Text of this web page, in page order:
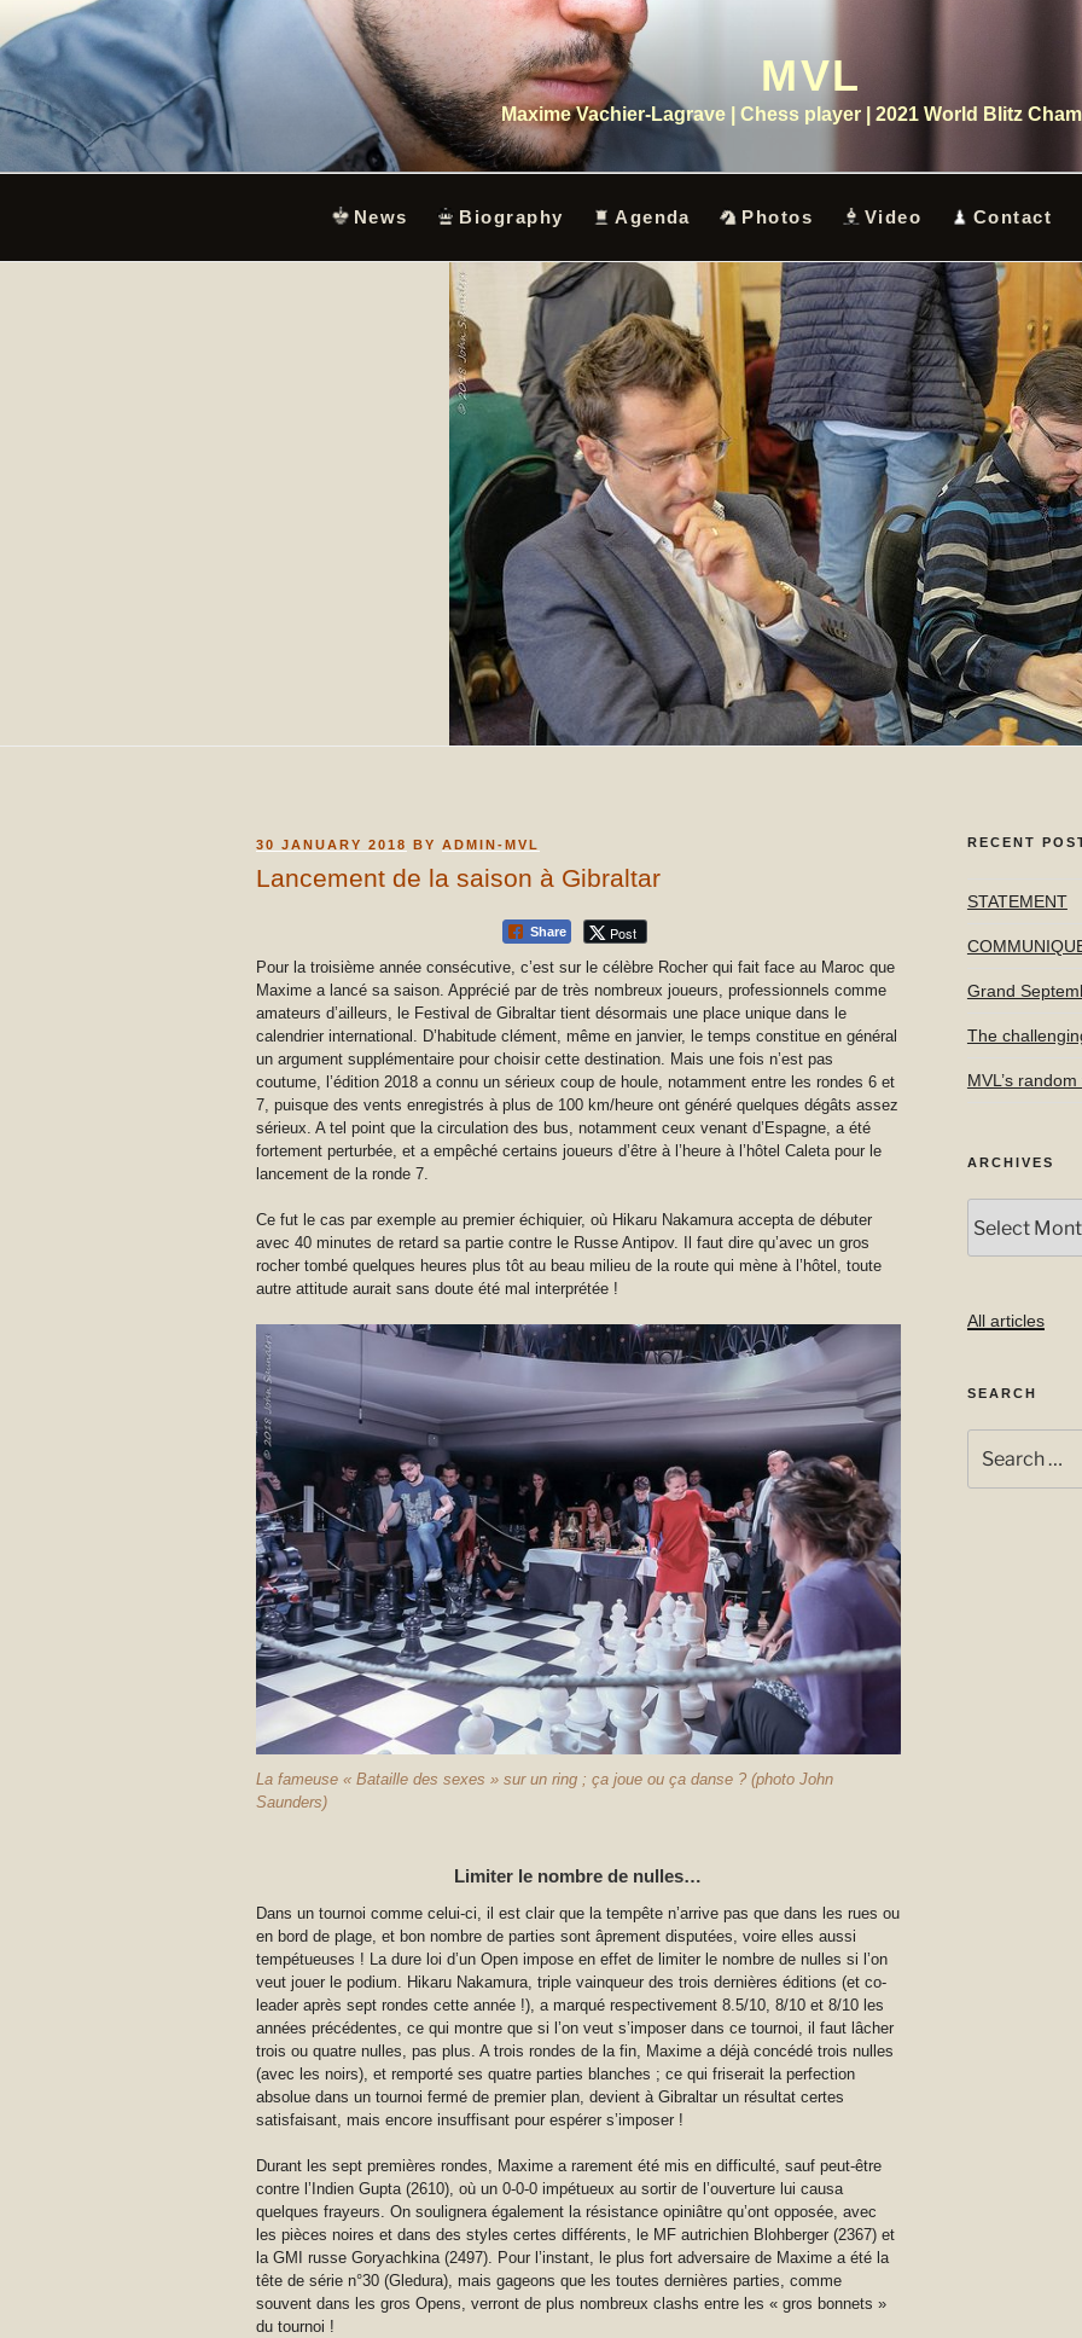
to
content
MVL
Maxime Vachier-Lagrave | Chess player | 2021 World Blitz
News Biography Agenda Photos Video Contact
POSTED
30 JANUARY 2018 BY ADMIN-MVL
Lancement de la saison à Gibraltar
Share Post
Pour la troisième année consécutive, c’est sur le célèbre Rocher qui fait face au Maroc que
Maxime a lancé sa saison. Apprécié par de très nombreux joueurs, professionnels comme
amateurs d’ailleurs, le Festival de Gibraltar tient désormais une place unique dans le
calendrier international. D’habitude clément, même en janvier, le temps constitue en général
un argument supplémentaire pour choisir cette destination. Mais une fois n’est pas
coutume, l’édition 2018 a connu un sérieux coup de houle, notamment entre les rondes 6 et
7, puisque des vents enregistrés à plus de 100 km/heure ont généré quelques dégâts assez
sérieux. A tel point que la circulation des bus, notamment ceux venant d’Espagne, a été
fortement perturbée, et a empêché certains joueurs d’être à l’heure à l’hôtel Caleta pour le
lancement de la ronde 7.
Ce fut le cas par exemple au premier échiquier, où Hikaru Nakamura accepta de débuter
avec 40 minutes de retard sa partie contre le Russe Antipov. Il faut dire qu’avec un gros
rocher tombé quelques heures plus tôt au beau milieu de la route qui mène à l’hôtel, toute
autre attitude aurait sans doute été mal interprétée !
La fameuse « Bataille des sexes » sur un ring ; ça joue ou ça danse ? (photo John
Saunders)
Limiter le nombre de nulles…
Dans un tournoi comme celui-ci, il est clair que la tempête n’arrive pas que dans les rues ou
en bord de plage, et bon nombre de parties sont âprement disputées, voire elles aussi
tempétueuses ! La dure loi d’un Open impose en effet de limiter le nombre de nulles si l’on
veut jouer le podium. Hikaru Nakamura, triple vainqueur des trois dernières éditions (et co-
leader après sept rondes cette année !), a marqué respectivement 8.5/10, 8/10 et 8/10 les
années précédentes, ce qui montre que si l’on veut s’imposer dans ce tournoi, il faut lâcher
trois ou quatre nulles, pas plus. A trois rondes de la fin, Maxime a déjà concédé trois nulles
(avec les noirs), et remporté ses quatre parties blanches ; ce qui friserait la perfection
absolue dans un tournoi fermé de premier plan, devient à Gibraltar un résultat certes
satisfaisant, mais encore insuffisant pour espérer s’imposer !
Durant les sept premières rondes, Maxime a rarement été mis en difficulté, sauf peut-être
contre l’Indien Gupta (2610), où un 0-0-0 impétueux au sortir de l’ouverture lui causa
quelques frayeurs. On soulignera également la résistance opiniâtre qu’ont opposée, avec
les pièces noires et dans des styles certes différents, le MF autrichien Blohberger (2367) et
la GMI russe Goryachkina (2497). Pour l’instant, le plus fort adversaire de Maxime a été la
tête de série n°30 (Gledura), mais gageons que les toutes dernières parties, comme
souvent dans les gros Opens, verront de plus nombreux clashs entre les « gros bonnets »
du tournoi !
RECENT
STATEMENT
Grand
The
MVL’s
ARCHIVES
All articles
SEARCH
for: